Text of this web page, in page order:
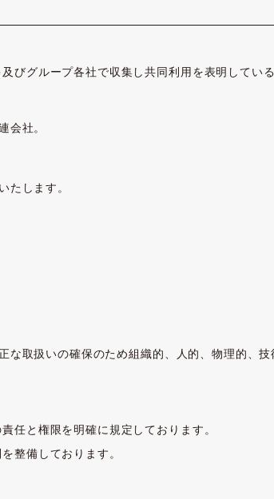
グループ各社で収集し共同利用を表明している
社。
します。
取扱いの確保のため組織的、人的、物理的、
任と権限を明確に規定しております。
整備しております。